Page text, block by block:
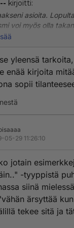
kirjoitti:
asioita.
voi myös olla
kokenut sen
yleensä
enää kirjoita
sopii
05-29 11:26:10
jotain
-tyyppistä
siinä
ärsyttää
tekee sitä ja